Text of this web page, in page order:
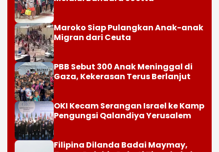
Maroko Siap Pulangkan Anak-anak
Migran dari Ceuta
PBB Sebut 300 Anak Meninggal di
Gaza, Kekerasan Terus Berlanjut
OKI Kecam Serangan Israel ke Kamp
Pengungsi Qalandiya Yerusalem
Filipina Dilanda Badai Maymay,